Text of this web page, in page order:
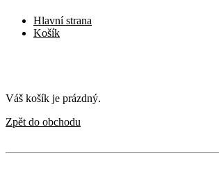
Hlavní strana
Košík
Váš košík je prázdný.
Zpět do obchodu